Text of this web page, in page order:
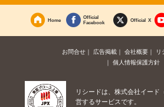
Home
Official
Facebook
Official X
お問合せ 広告掲載 会社概要
リ
個人情報保護方針
リシードは、株式会社イード
営するサービスです。